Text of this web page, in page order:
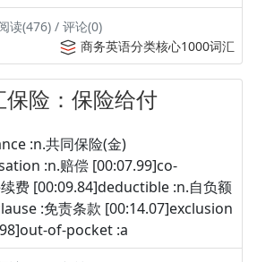
读(476) / 评论(0)
商务英语分类核心1000词汇
险：保险给付
:n.共同保险(金)
:n.赔偿 [00:07.99]co-
费 [00:09.84]deductible :n.自负额
:免责条款 [00:14.07]exclusion
of-pocket :a